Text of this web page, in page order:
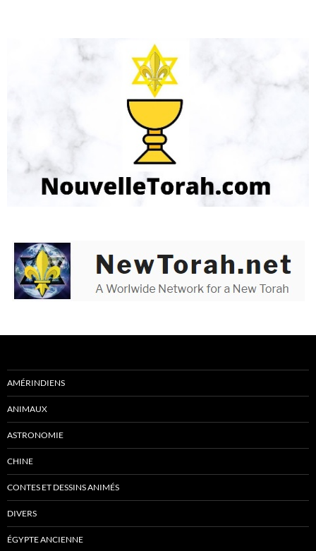
AMÉRINDIENS
ANIMAUX
ASTRONOMIE
CHINE
CONTES ET DESSINS ANIMÉS
DIVERS
ÉGYPTE ANCIENNE